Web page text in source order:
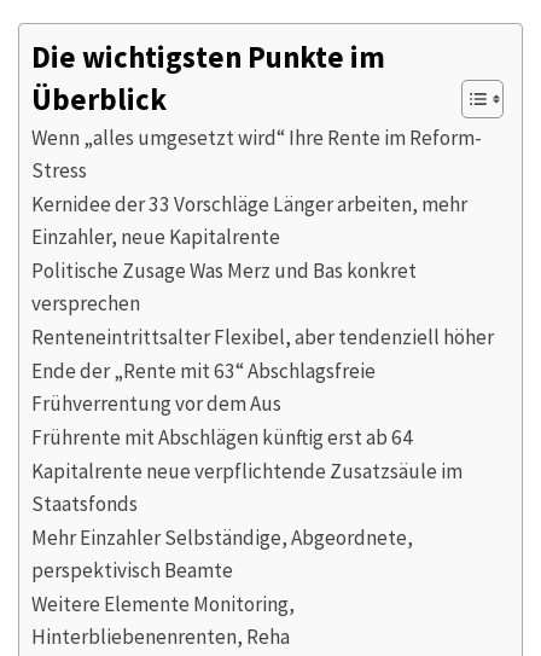
Die wichtigsten Punkte im
Überblick
Wenn „alles umgesetzt wird“ Ihre Rente im Reform-
Stress
Kernidee der 33 Vorschläge Länger arbeiten, mehr
Einzahler, neue Kapitalrente
Politische Zusage Was Merz und Bas konkret
versprechen
Renteneintrittsalter Flexibel, aber tendenziell höher
Ende der „Rente mit 63“ Abschlagsfreie
Frühverrentung vor dem Aus
Frührente mit Abschlägen künftig erst ab 64
Kapitalrente neue verpflichtende Zusatzsäule im
Staatsfonds
Mehr Einzahler Selbständige, Abgeordnete,
perspektivisch Beamte
Weitere Elemente Monitoring,
Hinterbliebenenrenten, Reha